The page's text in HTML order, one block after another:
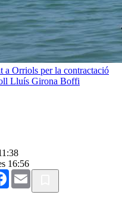
a Orriols per la contractació
Lluís Girona Boffi
16:56
Facebook
Email